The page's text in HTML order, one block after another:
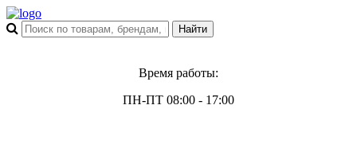
Время работы:
ПН-ПТ 08:00 - 17:00